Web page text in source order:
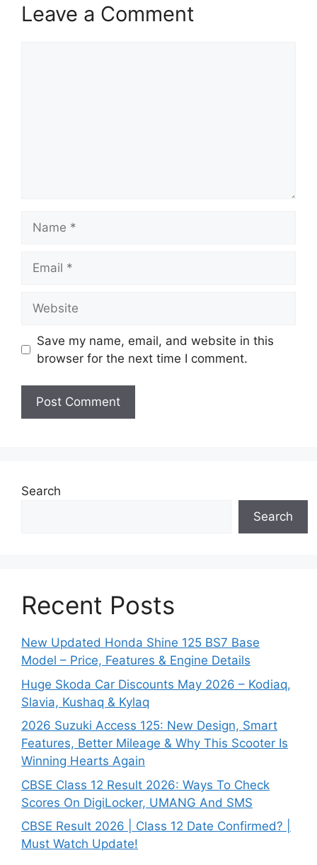
Leave a Comment
Save my name, email, and website in this
browser for the next time I comment.
Search
Search
Recent Posts
New Updated Honda Shine 125 BS7 Base
Model – Price, Features & Engine Details
Huge Skoda Car Discounts May 2026 – Kodiaq,
Slavia, Kushaq & Kylaq
2026 Suzuki Access 125: New Design, Smart
Features, Better Mileage & Why This Scooter Is
Winning Hearts Again
CBSE Class 12 Result 2026: Ways To Check
Scores On DigiLocker, UMANG And SMS
CBSE Result 2026 | Class 12 Date Confirmed? |
Must Watch Update!